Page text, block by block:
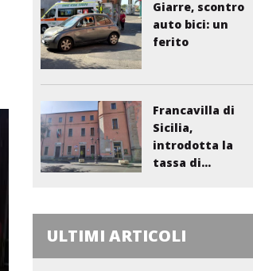
Giarre, scontro
auto bici: un
ferito
Francavilla di
Sicilia,
introdotta la
tassa di...
ULTIMI ARTICOLI